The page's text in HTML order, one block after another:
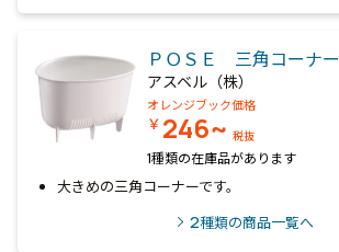
ＰＯＳＥ 三角コーナー
アスベル（株）
オレンジブック価格
￥ 246~ 税抜
1種類の在庫品があります
大きめの三角コーナーです。
2種類の商品一覧へ